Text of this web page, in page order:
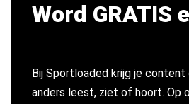
Word GRATIS
Bij Sportloaded krijg je content
anders leest, ziet of hoort. Op